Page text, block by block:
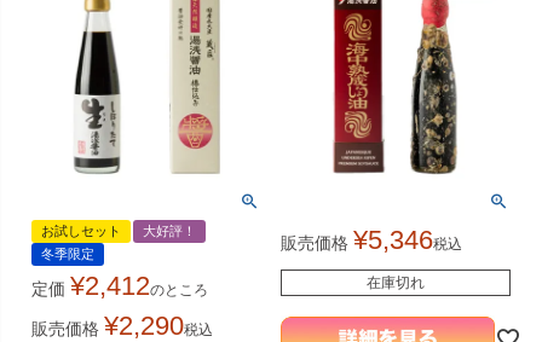
お試しセット
大好評！
冬季限定
定価 ¥2,412のところ
販売価格 ¥2,290税込
販売価格 ¥5,346税込
在庫切れ